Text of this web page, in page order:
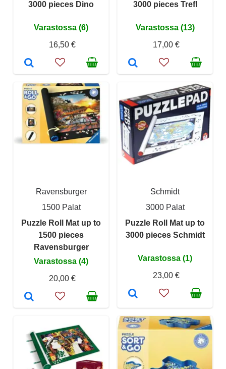
3000 pieces Dino
Varastossa (6)
16,50 €
3000 pieces Trefl
Varastossa (13)
17,00 €
Ravensburger
1500 Palat
Puzzle Roll Mat up to
1500 pieces
Ravensburger
Varastossa (4)
20,00 €
Schmidt
3000 Palat
Puzzle Roll Mat up to
3000 pieces Schmidt
Varastossa (1)
23,00 €